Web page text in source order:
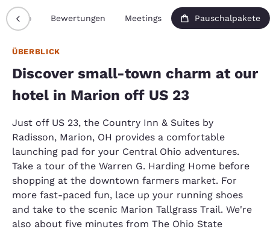
Info Bewertungen Meetings Pauschalpakete
ÜBERBLICK
Discover small-town charm at our
hotel in Marion off US 23
Just off US 23, the Country Inn & Suites by
Radisson, Marion, OH provides a comfortable
launching pad for your Central Ohio adventures.
Take a tour of the Warren G. Harding Home before
shopping at the downtown farmers market. For
more fast-paced fun, lace up your running shoes
and take to the scenic Marion Tallgrass Trail. We're
also about five minutes from The Ohio State